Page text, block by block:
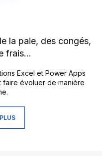
la paie, des congés,
frais…
Excel et Power Apps
évoluer de manière